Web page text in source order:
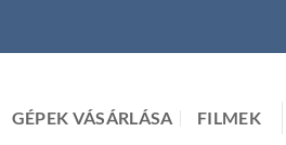
GÉPEK VÁSÁRLÁSA FILMEK